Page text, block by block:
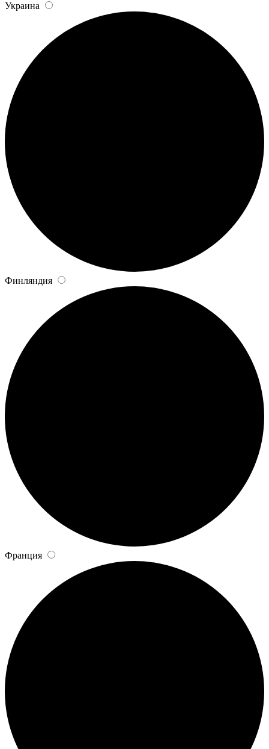
Украина
Финляндия
Франция